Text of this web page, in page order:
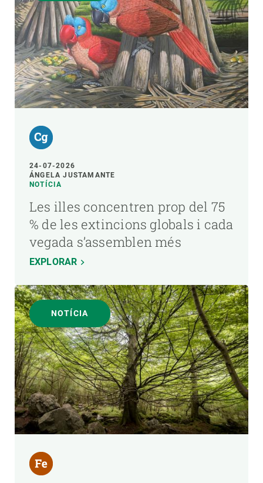
24-07-2026
ÁNGELA JUSTAMANTE
NOTÍCIA
Les illes concentren prop del 75
% de les extincions globals i cada
vegada s’assemblen més
EXPLORAR
NOTÍCIA